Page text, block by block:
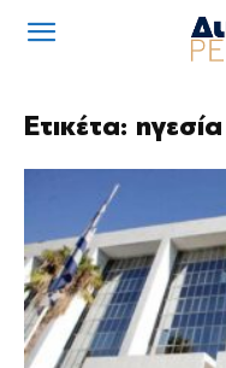
Ετικέτα: ηγεσία